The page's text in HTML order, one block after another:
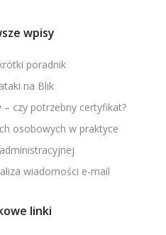
wpisy
poradnik
na Blik
czy potrzebny certyfikat?
osobowych w praktyce
wiadomości e-mail
linki